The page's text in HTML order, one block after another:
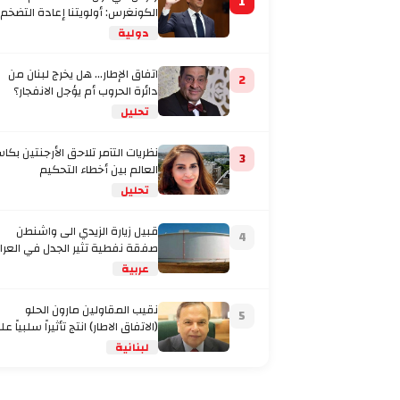
الكونغرس: أولويتنا إعادة التضخم
إلى المستهدف
دولية
2 اتفاق الإطار... هل يخرج لبنان من
دائرة الحروب أم يؤجل الانفجار؟
تحليل
3 نظريات التآمر تلاحق الأرجنتين
العالم بين أخطاء التحكيم
والاتهامات بتفصيل
تحليل
4 قبيل زيارة الزيدي الى واشنطن
صفقة نفطية تثير الجدل في
عربية
5 نقيب المقاولين مارون الحلو
(الاتفاق الاطار) انتج تأثيراً سلبياً على
لبنانية